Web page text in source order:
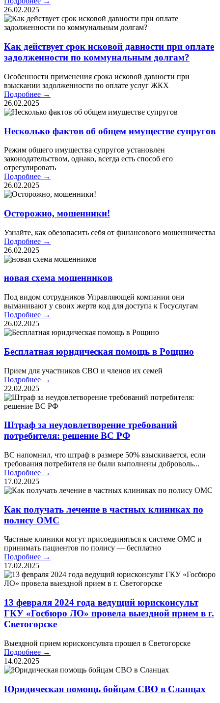
26.02.2025
Как действует срок исковой давности при оплате
задолженности по коммунальным долгам?
Особенности применения срока исковой давности при
взыскании задолженности по оплате услуг ЖКХ
Подробнее →
26.02.2025
Несколько фактов об общем имуществе супругов
Режим общего имущества супругов установлен
законодательством, однако, всегда есть способ его
отрегулировать
Подробнее →
26.02.2025
Осторожно, мошенники!
Узнайте, как обезопасить себя от финансового мошенничества
Подробнее →
26.02.2025
новая схема мошенников
Под видом сотрудников Управляющей компании они
выманивают у своих жертв код для доступа к Госуслугам
Подробнее →
26.02.2025
Бесплатная юридическая помощь в Рощино
Прием для участников СВО и членов их семей
Подробнее →
22.02.2025
Штраф за неудовлетворение требований
потребителя: решение ВС РФ
ВС напомнил, что штраф в размере 50% взыскивается, если
требования потребителя не были выполнены доброволь...
Подробнее →
17.02.2025
Как получать лечение в частных клиниках по
полису ОМС
Частные клиники могут присоединяться к системе ОМС и
принимать пациентов по полису — бесплатно
Подробнее →
17.02.2025
13 февраля 2024 года ведущий юрисконсульт
ГКУ «Госбюро ЛО» провела выездной прием в г.
Светогорске
Выездной прием юрисконсульта прошел в Светогорске
Подробнее →
14.02.2025
Юридическая помощь бойцам СВО в Сланцах